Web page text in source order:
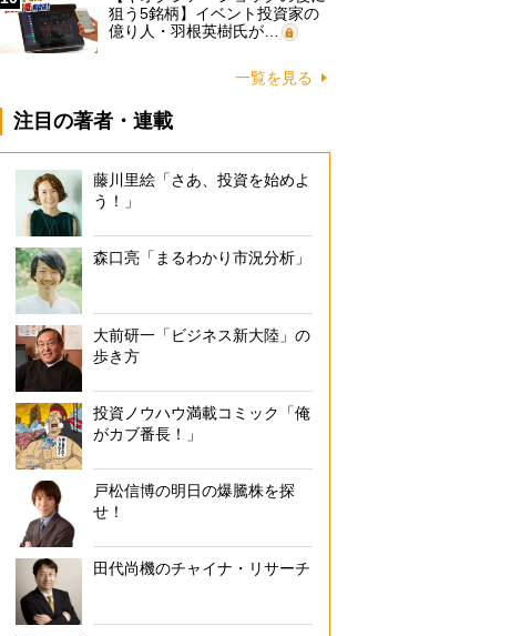
狙う5銘柄】イベント投資家の
億り人・羽根英樹氏が…
一覧を見る
注目の著者・連載
藤川里絵「さあ、投資を始めよ
う！」
森口亮「まるわかり市況分析」
大前研一「ビジネス新大陸」の
歩き方
投資ノウハウ満載コミック「俺
がカブ番長！」
戸松信博の明日の爆騰株を探
せ！
田代尚機のチャイナ・リサーチ